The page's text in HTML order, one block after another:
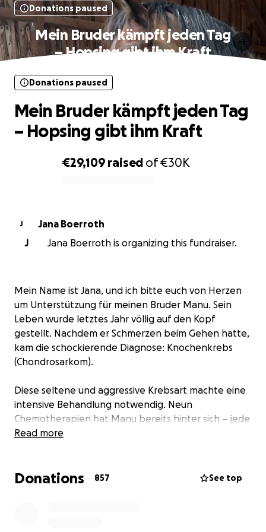
Donations paused
Mein Bruder kämpft jeden Tag
– Hopsing gibt ihm Kraft
€29,109 raised of€30K
Donations paused
Mein Bruder kämpft jeden Tag
– Hopsing gibt ihm Kraft
J
Jana Boerroth
J
Jana Boerroth is organizing this fundraiser.
Mein Name ist Jana, und ich bitte euch von Herzen
um Unterstützung für meinen Bruder Manu. Sein
Leben wurde letztes Jahr völlig auf den Kopf
gestellt. Nachdem er Schmerzen beim Gehen hatte,
kam die schockierende Diagnose: Knochenkrebs
(Chondrosarkom).
Diese seltene und aggressive Krebsart machte eine
intensive Behandlung notwendig. Neun
Chemotherapien hat Manu bereits hinter sich – jede
einzelne ein harter Kampf gegen die Krankheit und
das gesamte linke Becken sowie die Hälfte des
Read more
Donations 857 See top